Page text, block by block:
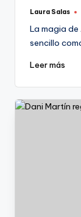
Publicado
Laura Salas
La magia de
sencillo
Leer más